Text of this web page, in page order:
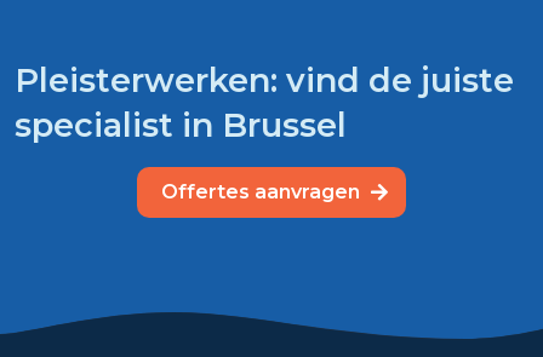
Pleisterwerken: vind de juiste
specialist in Brussel
Offertes aanvragen